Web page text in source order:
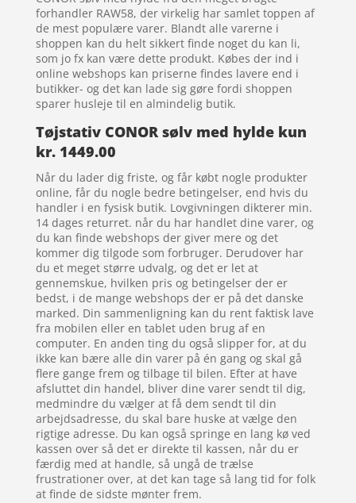
forhandler RAW58, der virkelig har samlet toppen af
de mest populære varer. Blandt alle varerne i
shoppen kan du helt sikkert finde noget du kan li,
som jo fx kan være dette produkt. Købes der ind i
online webshops kan priserne findes lavere end i
butikker- og det kan lade sig gøre fordi shoppen
sparer husleje til en almindelig butik.
Tøjstativ CONOR sølv med hylde kun
kr. 1449.00
Når du lader dig friste, og får købt nogle produkter
online, får du nogle bedre betingelser, end hvis du
handler i en fysisk butik. Lovgivningen dikterer min.
14 dages returret. når du har handlet dine varer, og
du kan finde webshops der giver mere og det
kommer dig tilgode som forbruger. Derudover har
du et meget større udvalg, og det er let at
gennemskue, hvilken pris og betingelser der er
bedst, i de mange webshops der er på det danske
marked. Din sammenligning kan du rent faktisk lave
fra mobilen eller en tablet uden brug af en
computer. En anden ting du også slipper for, at du
ikke kan bære alle din varer på én gang og skal gå
flere gange frem og tilbage til bilen. Efter at have
afsluttet din handel, bliver dine varer sendt til dig,
medmindre du vælger at få dem sendt til din
arbejdsadresse, du skal bare huske at vælge den
rigtige adresse. Du kan også springe en lang kø ved
kassen over så det er direkte til kassen, når du er
færdig med at handle, så ungå de trælse
frustrationer over, at det kan tage så lang tid for folk
at finde de sidste mønter frem.